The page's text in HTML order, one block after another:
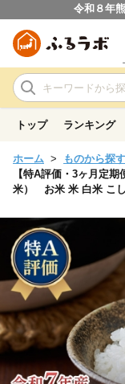
令和８年
トップ ランキング
ホーム ものから探す
【特A評価・3ヶ月定
米） お米 米 白米 こ